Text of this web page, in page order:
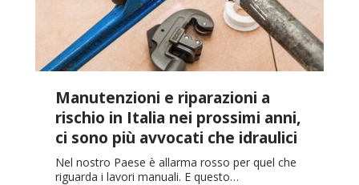
Manutenzioni e riparazioni a
rischio in Italia nei prossimi anni,
ci sono più avvocati che idraulici
Nel nostro Paese è allarma rosso per quel che
riguarda i lavori manuali. E questo…